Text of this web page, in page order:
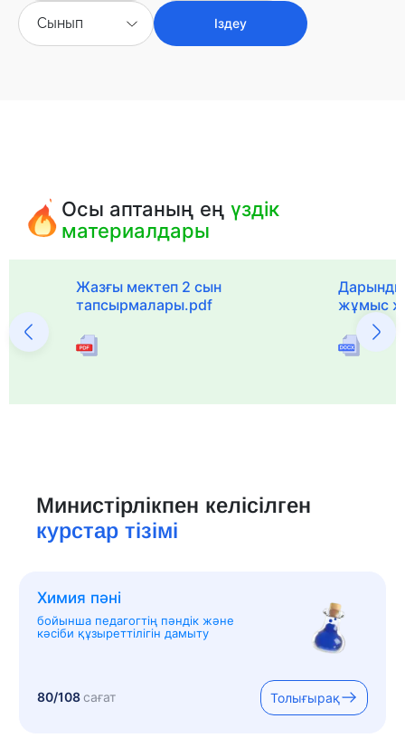
Сынып Іздеу
Осы аптаның еңүздік
материалдары
Жазғы мектеп 2 сын
тапсырмалары.pdf
жұмыс
Министірлікпен келісілген
курстар тізімі
Химия пәні
бойынша педагогтің пәндік және
кәсіби құзыреттілігін дамыту
80/108сағат Толығырақ